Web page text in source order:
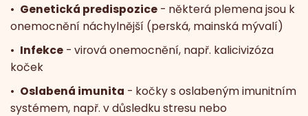
• Genetická predispozice- některá plemena jsou k
onemocnění náchylnější (perská, mainská mývalí)
• Infekce- virová onemocnění, např. kalicivizóza
koček
• Oslabená imunita - kočky s oslabeným imunitním
systémem, např. v důsledku stresu nebo